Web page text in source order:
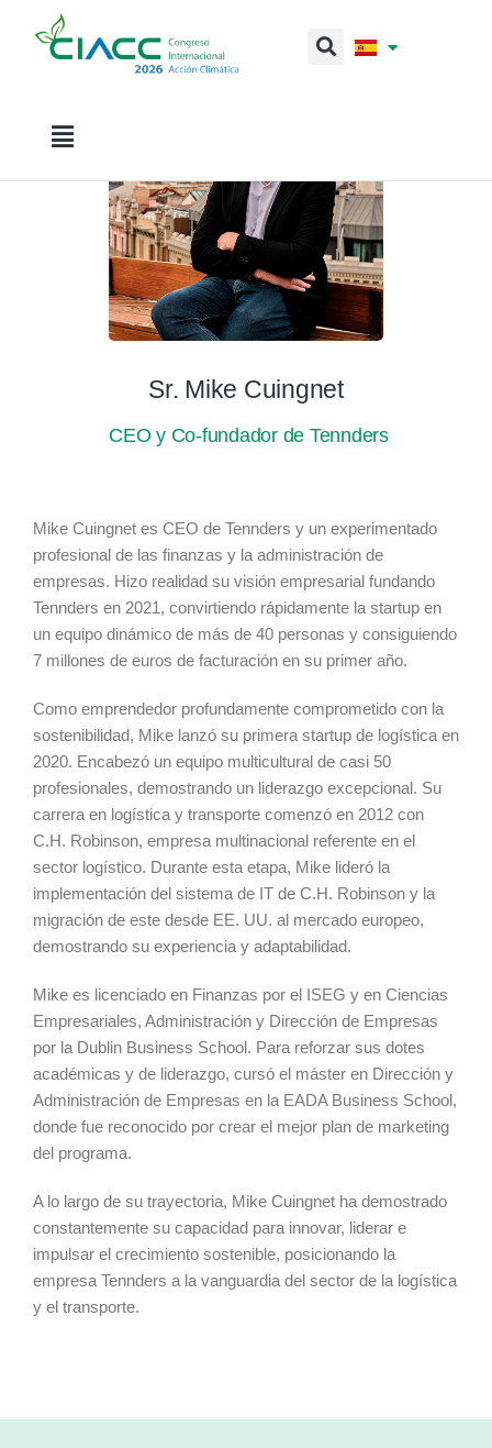
Sr. Mike Cuingnet
CEO y Co-fundador de Tennders
Mike Cuingnet es CEO de Tennders y un experimentado
profesional de las finanzas y la administración de
empresas. Hizo realidad su visión empresarial fundando
Tennders en 2021, convirtiendo rápidamente la startup en
un equipo dinámico de más de 40 personas y consiguiendo
7 millones de euros de facturación en su primer año.
Como emprendedor profundamente comprometido con la
sostenibilidad, Mike lanzó su primera startup de logística en
2020. Encabezó un equipo multicultural de casi 50
profesionales, demostrando un liderazgo excepcional. Su
carrera en logística y transporte comenzó en 2012 con
C.H. Robinson, empresa multinacional referente en el
sector logístico. Durante esta etapa, Mike lideró la
implementación del sistema de IT de C.H. Robinson y la
migración de este desde EE. UU. al mercado europeo,
demostrando su experiencia y adaptabilidad.
Mike es licenciado en Finanzas por el ISEG y en Ciencias
Empresariales, Administración y Dirección de Empresas
por la Dublin Business School. Para reforzar sus dotes
académicas y de liderazgo, cursó el máster en Dirección y
Administración de Empresas en la EADA Business School,
donde fue reconocido por crear el mejor plan de marketing
del programa.
A lo largo de su trayectoria, Mike Cuingnet ha demostrado
constantemente su capacidad para innovar, liderar e
impulsar el crecimiento sostenible, posicionando la
empresa Tennders a la vanguardia del sector de la logística
y el transporte.